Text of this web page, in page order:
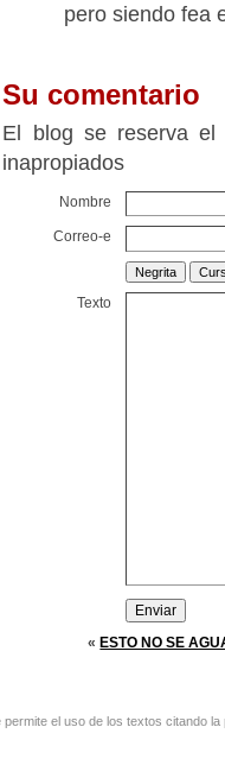
pero siendo fea
Su comentario
El blog se reserva el
inapropiados
Nombre
Correo-e
Texto
« ESTO NO SE
el uso de los textos citando